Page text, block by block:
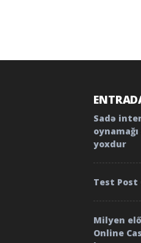
Sadə
yoxdur
Test Post
Milyen
Online